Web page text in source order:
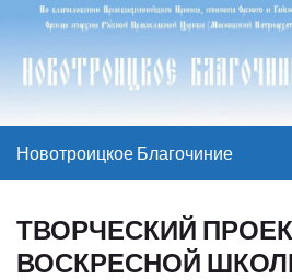
Новотроицкое Благочиние
ТВОРЧЕСКИЙ
ВОСКРЕСНОЙ